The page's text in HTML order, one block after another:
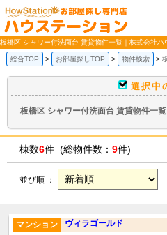
/
板橋区 シャワー付洗面台 賃貸物件一覧｜株式会社ハ
総合TOP お部屋探しTOP 物件検索
選択中
板橋区 シャワー付洗面台 賃貸物件一覧
棟数6件 (総物件数： 9件)
並び順 ：
ヴィラゴールド
マンション